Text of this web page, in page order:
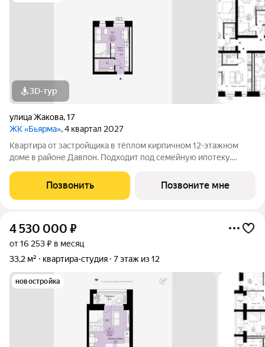
3D-тур
улица Жакова,17
ЖК «Бьярма», 4 квартал 2027
Квартира от застройщика в тёплом кирпичном 12-этажном
доме в районе Давпон. Подходит под семейную ипотеку.
безопасности. Студия свободной планировки. Два окна с
низкими подоконниками.
Позвонить Позвоните мне
4 530 000 ₽
от 16 253 ₽ в месяц
33,2 м²
квартира-студия 7 этаж из 12
новостройка